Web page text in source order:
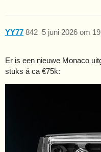
YY77 5 juni 2026 om
842
Er is een nieuwe Monaco
stuks á ca €75k: